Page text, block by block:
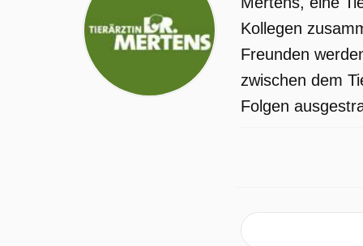
Schützling, der Braunbär
ist der Star in einem Werbespot für
Nahrungsmittel. Doch der Bär sei für
Dreharbeiten momentan überhaupt
zu gebrauchen, weil er anscheinend
Gorbatschowa - und die Bärendame
Kollegen
Freunden
zwischen dem
Folgen